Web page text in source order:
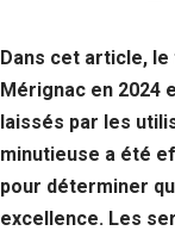
Dans cet article,
Mérignac en 2024
laissés par les
minutieuse a été
pour déterminer
excellence. Les